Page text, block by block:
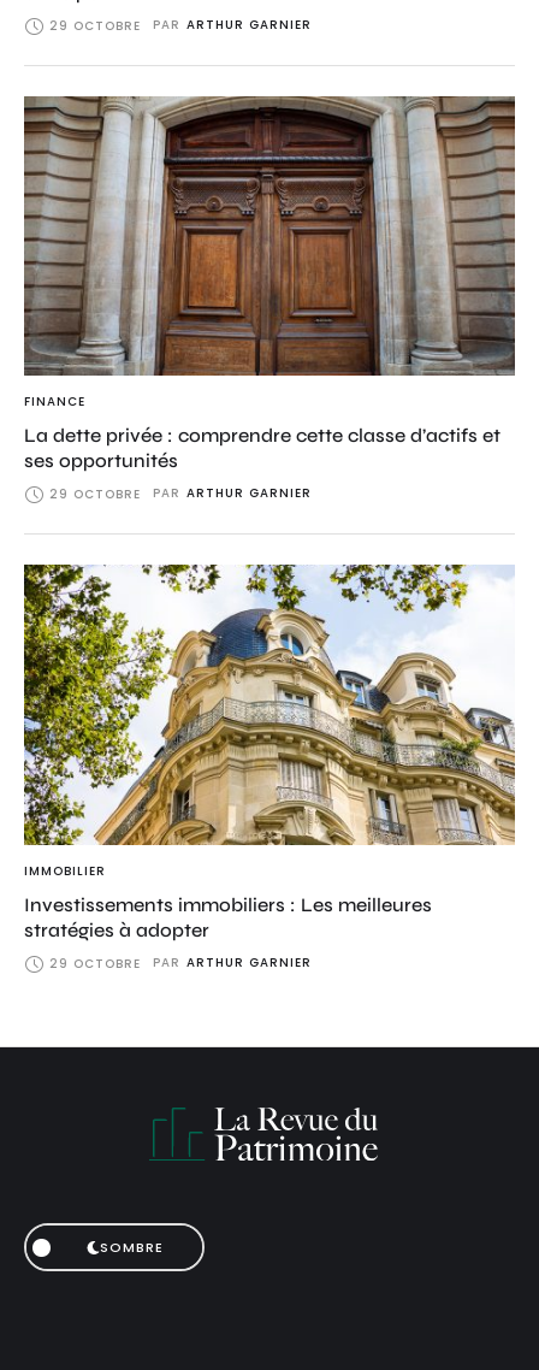
29 OCTOBRE PAR ARTHUR GARNIER
FINANCE
La dette privée : comprendre cette classe d’actifs et
ses opportunités
29 OCTOBRE PAR ARTHUR GARNIER
IMMOBILIER
Investissements immobiliers : Les meilleures
stratégies à adopter
29 OCTOBRE PAR ARTHUR GARNIER
SOMBRE